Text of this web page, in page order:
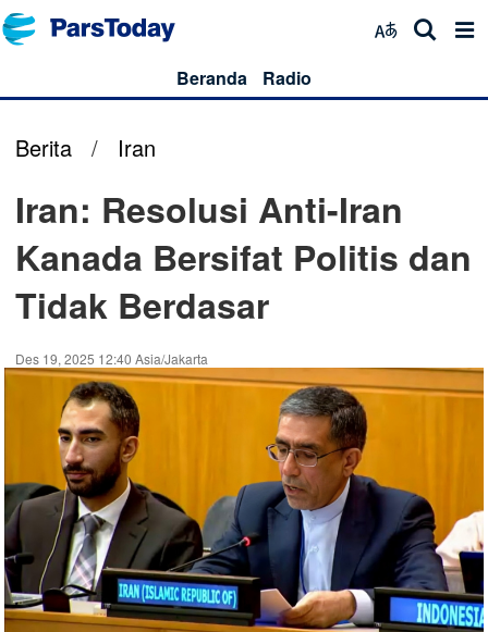
Beranda Radio
Berita / Iran
Iran: Resolusi Anti-Iran
Kanada Bersifat Politis dan
Tidak Berdasar
Des 19, 2025 12:40 Asia/Jakarta